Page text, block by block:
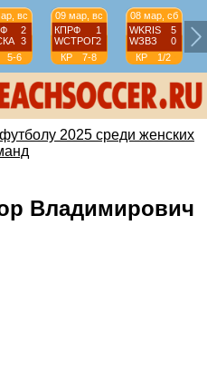
вс
2
3
5-6
09 мар, вс
КПРФ
1
WCТРОГ2
КР
7-8
08 мар, сб
WKRIS
5
WЗВЗ
0
КР
1/2
2025 среди женских
Владимирович